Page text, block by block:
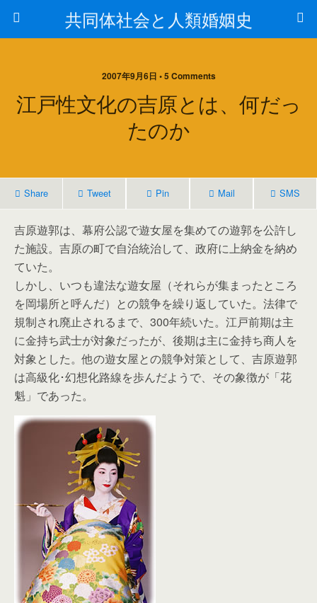
共同体社会と人類婚姻史
2007年9月6日 • 5 Comments
江戸性文化の吉原とは、何だっ
たのか
Share Tweet Pin Mail SMS
吉原遊郭は、幕府公認で遊女屋を集めての遊郭を公許し
た施設。吉原の町で自治統治して、政府に上納金を納め
ていた。
しかし、いつも違法な遊女屋（それらが集まったところ
を岡場所と呼んだ）との競争を繰り返していた。法律で
規制され廃止されるまで、300年続いた。江戸前期は主
に金持ち武士が対象だったが、後期は主に金持ち商人を
対象とした。他の遊女屋との競争対策として、吉原遊郭
は高級化･幻想化路線を歩んだようで、その象徴が「花
魁」であった。